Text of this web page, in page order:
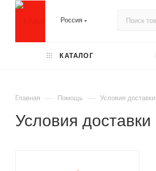
Россия
КАТАЛОГ
Главная — Помощь — Условия доставки
Условия доставки